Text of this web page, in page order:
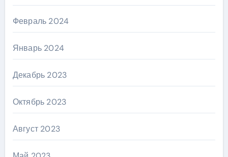
Февраль 2024
Январь 2024
Декабрь 2023
Октябрь 2023
Август 2023